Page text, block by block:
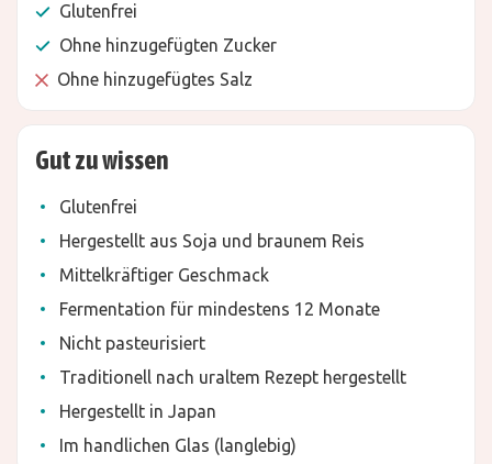
Glutenfrei
Ohne hinzugefügten Zucker
Ohne hinzugefügtes Salz
Gut zu wissen
Glutenfrei
Hergestellt aus Soja und braunem Reis
Mittelkräftiger Geschmack
Fermentation für mindestens 12 Monate
Nicht pasteurisiert
Traditionell nach uraltem Rezept hergestellt
Hergestellt in Japan
Im handlichen Glas (langlebig)